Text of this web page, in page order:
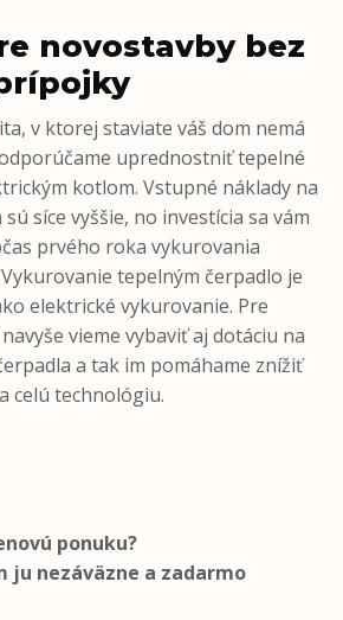
novostavby bez
v ktorej staviate váš dom nemá
uprednostniť tepelné
kotlom. Vstupné náklady na
síce vyššie, no investícia sa vám
prvého roka vykurovania
tepelným čerpadlo je
elektrické vykurovanie. Pre
vieme vybaviť aj dotáciu na
a tak im pomáhame znížiť
celú technológiu.
ponuku?
ju nezáväzne a zadarmo